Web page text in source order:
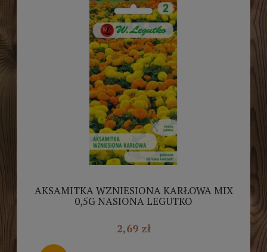
AKSAMITKA WZNIESIONA KARŁOWA MIX
0,5G NASIONA LEGUTKO
2,69 zł